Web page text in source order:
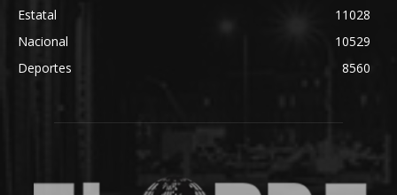
Estatal
11028
Nacional
10529
Deportes
8560